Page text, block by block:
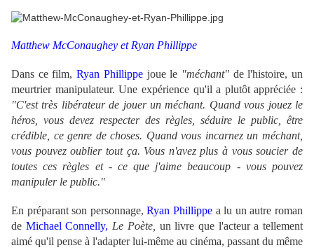
Matthew McConaughey et Ryan Phillippe
Dans ce film,Ryan Phillippejoue le "méchant"de l'histoire, un
meurtrier manipulateur. Une expérience qu'il a plutôt appréciée :
"C'est très libérateur de jouer un méchant. Quand vous jouez le
héros, vous devez respecter des règles, séduire le public, être
crédible, ce genre de choses. Quand vous incarnez un méchant,
vous pouvez oublier tout ça. Vous n'avez plus à vous soucier de
toutes ces règles et - ce que j'aime beaucoup - vous pouvez
manipuler le public."
En préparant son personnage,Ryan Phillippe a lu un autre roman
de Michael Connelly, Le Poète, un livre que l'acteur a tellement
aimé qu'il pense à l'adapter lui-même au cinéma, passant du même